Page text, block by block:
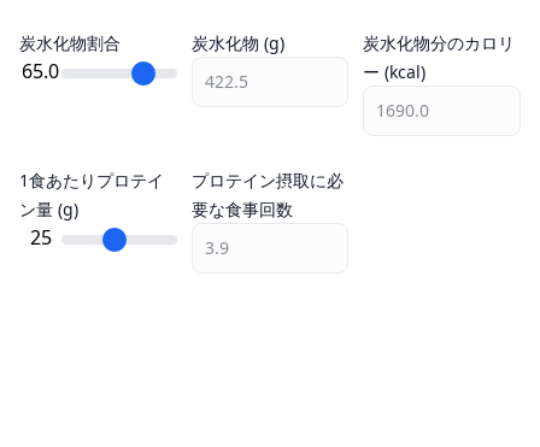
炭水化物割合
65.0
炭水化物 (g)
炭水化物分のカロリ
ー (kcal)
1食あたりプロテイ
ン量 (g)
25
プロテイン摂取に必
要な食事回数